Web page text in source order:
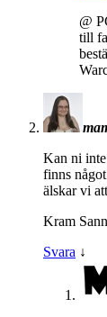
@
till
Kan ni inte
finns
älskar vi
Kram
Svara ↓